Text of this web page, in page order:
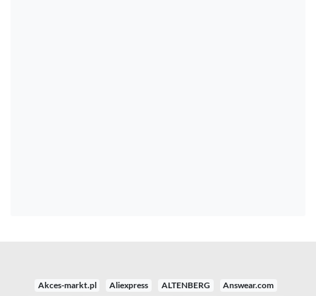
Akces-markt.pl Aliexpress ALTENBERG
Answear.com